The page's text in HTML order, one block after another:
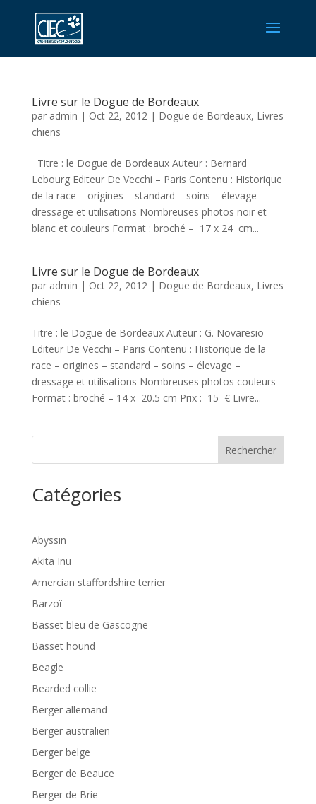
Livre sur le Dogue de Bordeaux
par admin | Oct 22, 2012| Dogue de Bordeaux, Livres
chiens
Titre : le Dogue de Bordeaux Auteur : Bernard
Lebourg Editeur De Vecchi – Paris Contenu : Historique
de la race – origines – standard – soins – élevage –
dressage et utilisations Nombreuses photos noir et
blanc et couleurs Format : broché – 17 x 24 cm...
Livre sur le Dogue de Bordeaux
par admin | Oct 22, 2012| Dogue de Bordeaux, Livres
chiens
Titre : le Dogue de Bordeaux Auteur : G. Novaresio
Editeur De Vecchi – Paris Contenu : Historique de la
race – origines – standard – soins – élevage –
dressage et utilisations Nombreuses photos couleurs
Format : broché – 14 x 20.5 cm Prix : 15 € Livre...
Rechercher
Catégories
Abyssin
Akita Inu
Amercian staffordshire terrier
Barzoï
Basset bleu de Gascogne
Basset hound
Beagle
Bearded collie
Berger allemand
Berger australien
Berger belge
Berger de Beauce
Berger de Brie